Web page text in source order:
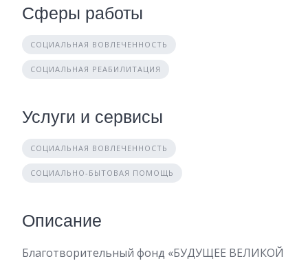
Сферы работы
СОЦИАЛЬНАЯ ВОВЛЕЧЕННОСТЬ
СОЦИАЛЬНАЯ РЕАБИЛИТАЦИЯ
Услуги и сервисы
СОЦИАЛЬНАЯ ВОВЛЕЧЕННОСТЬ
СОЦИАЛЬНО-БЫТОВАЯ ПОМОЩЬ
Описание
Благотворительный фонд «БУДУЩЕЕ ВЕЛИКОЙ